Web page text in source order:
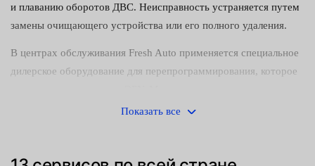
и плаванию оборотов ДВС. Неисправность устраняется путем
замены очищающего устройства или его полного удаления.
В центрах обслуживания Fresh Auto применяется специальное
дилерское оборудование для перепрограммирования, которое
прожига, аварийного режима с потерей мощности и появления
Показать все